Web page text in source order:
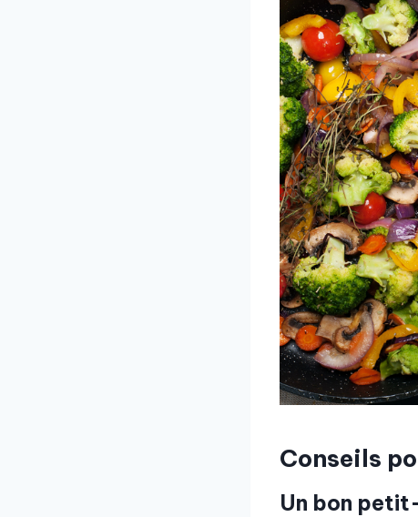
Conseils
Un bon